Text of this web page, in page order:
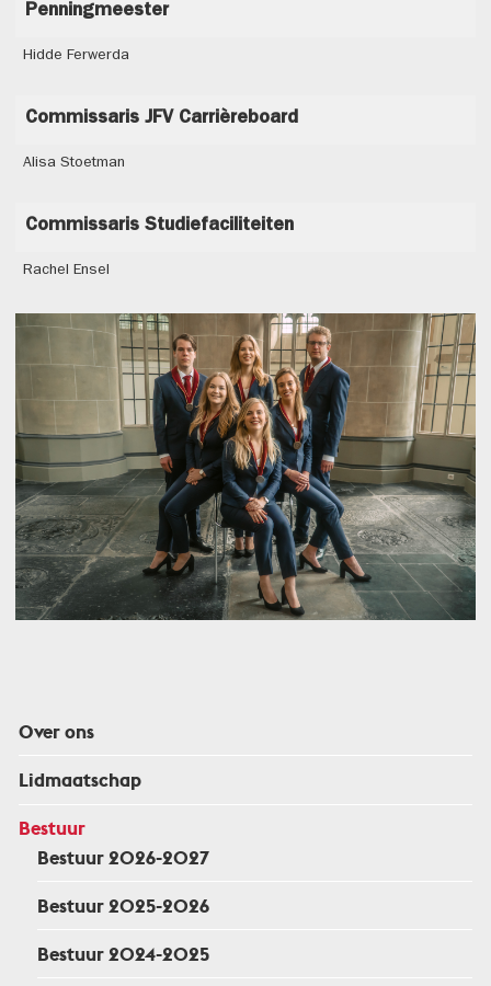
Over ons
Lidmaatschap
Bestuur
Bestuur 2026-2027
Bestuur 2025-2026
Bestuur 2024-2025
Penningmeester
Hidde Ferwerda
Commissaris JFV Carrièreboard
Alisa Stoetman
Commissaris Studiefaciliteiten
Rachel Ensel